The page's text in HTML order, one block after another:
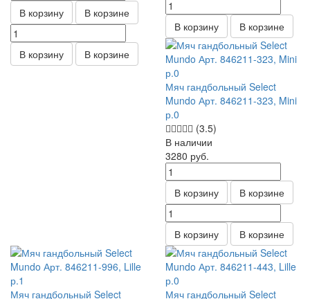
В корзину В корзине
В корзину В корзине
В корзину В корзине
Мяч гандбольный Select
Mundo Арт. 846211-323, Mini
р.0
(3.5)
В наличии
3280 руб.
В корзину В корзине
В корзину В корзине
Мяч гандбольный Select Мяч гандбольный Select